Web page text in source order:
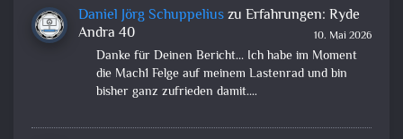
Daniel Jörg Schuppeliuszu Erfahrungen: Ryde
Andra 40
10. Mai 2026
Danke für Deinen Bericht... Ich habe im Moment
die Mach1 Felge auf meinem Lastenrad und bin
bisher ganz zufrieden damit.…